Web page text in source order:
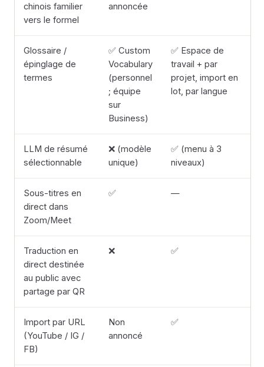
chinois familier
vers le formel
annoncée
Glossaire /
épinglage de
termes
✅ Custom
Vocabulary
(personnel
; équipe
sur
Business)
✅ Espace de
travail + par
projet, import en
lot, par langue
LLM de résumé
sélectionnable
❌ (modèle
unique)
✅ (menu à 3
niveaux)
Sous-titres en
direct dans
Zoom/Meet
✅ —
Traduction en
direct destinée
au public avec
partage par QR
❌ ✅
Import par URL
(YouTube / IG /
FB)
Non
annoncé
✅